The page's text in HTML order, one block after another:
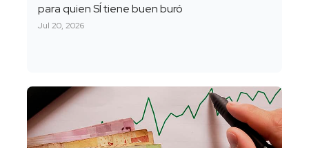
para quien SÍ tiene buen buró
Jul 20, 2026